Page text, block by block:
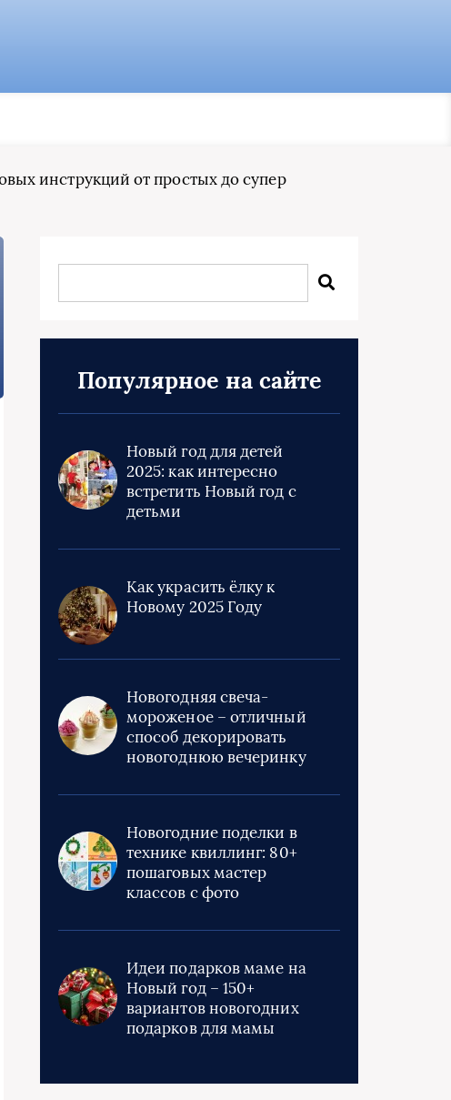
инструкций от простых до супер
Популярное на сайте
Новый год для детей
2025: как интересно
встретить Новый год с
детьми
Как украсить ёлку к
Новому 2025 Году
Новогодняя свеча-
мороженое – отличный
способ декорировать
новогоднюю вечеринку
Новогодние поделки в
технике квиллинг: 80+
пошаговых мастер
классов с фото
Идеи подарков маме на
Новый год – 150+
вариантов новогодних
подарков для мамы